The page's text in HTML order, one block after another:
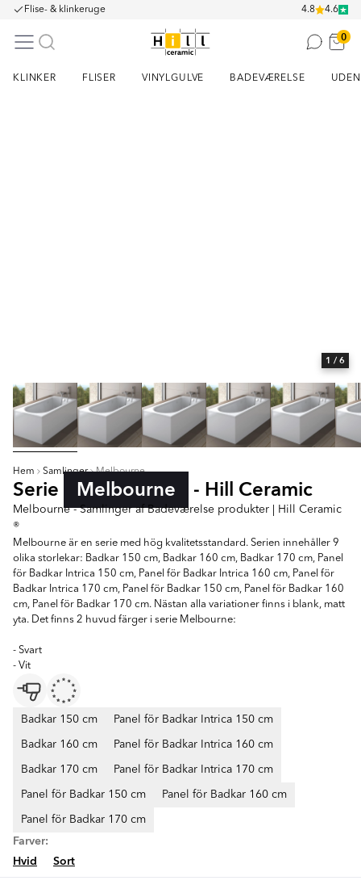
Flise- & klinkeruge 4.8 4.6
0
KLINKER FLISER VINYLGULVE BADEVÆRELSE
Hem Samlinger Melbourne
Serie Melbourne - Hill Ceramic
Melbourne - Samlinger af Badeværelse produkter | Hill Ceramic
®
Melbourne är en serie med hög kvalitetsstandard. Serien innehåller 9
olika storlekar: Badkar 150 cm, Badkar 160 cm, Badkar 170 cm, Panel
för Badkar Intrica 150 cm, Panel för Badkar Intrica 160 cm, Panel för
Badkar Intrica 170 cm, Panel för Badkar 150 cm, Panel för Badkar 160
cm, Panel för Badkar 170 cm. Nästan alla variationer finns i blank, matt
yta. Det finns 2 huvud färger i serie Melbourne:
- Svart
- Vit
Badkar 150 cm Panel för Badkar Intrica 150 cm
Badkar 160 cm Panel för Badkar Intrica 160 cm
Badkar 170 cm Panel för Badkar Intrica 170 cm
Panel för Badkar 150 cm Panel för Badkar 160 cm
Panel för Badkar 170 cm
Farver:
Hvid
Sort
1 / 6